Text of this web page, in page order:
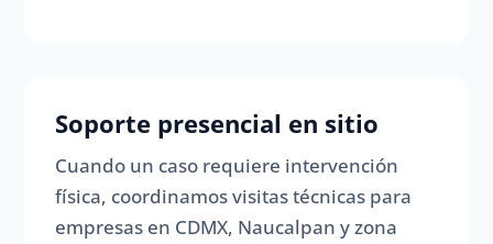
Soporte presencial en sitio
Cuando un caso requiere intervención
física, coordinamos visitas técnicas para
empresas en CDMX, Naucalpan y zona